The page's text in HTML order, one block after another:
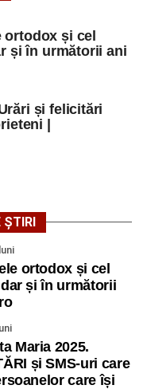
ortodox și cel
și în următorii ani
și felicitări
|
ȘTIRI
ortodox și cel
și în următorii
Maria 2025.
și SMS-uri care
care își